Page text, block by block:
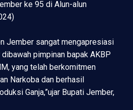
ke 95 di Alun-alun
Jember sangat mengapresiasi
pimpinan bapak AKBP
yang telah berkomitmen
Narkoba dan berhasil
Ganja,”ujar Bupati Jember,